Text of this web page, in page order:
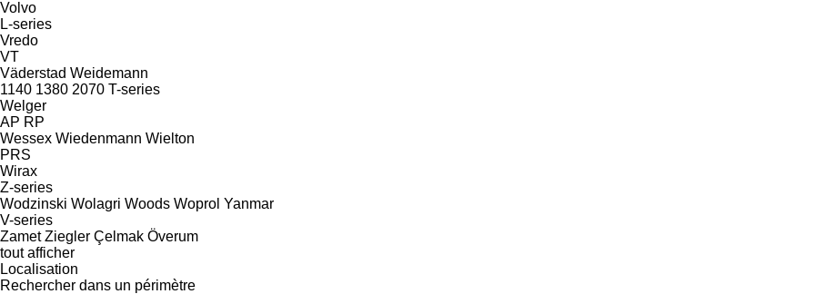
Volvo
L-series
Vredo
VT
Väderstad Weidemann
1140 1380 2070 T-series
Welger
AP RP
Wessex Wiedenmann Wielton
PRS
Wirax
Z-series
Wodzinski Wolagri Woods Woprol Yanmar
V-series
Zamet Ziegler Çelmak Överum
tout afficher
Localisation
Rechercher dans un périmètre